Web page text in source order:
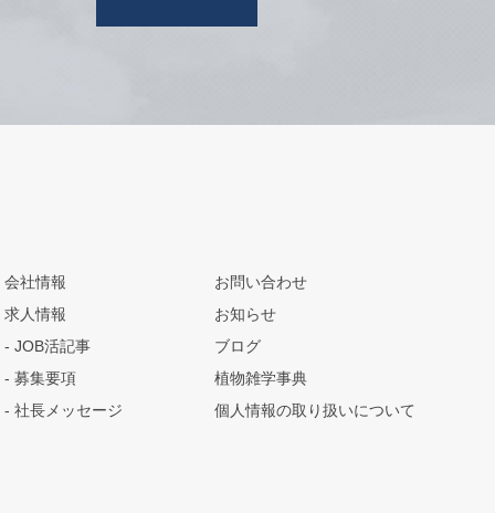
会社情報
求人情報
JOB活記事
募集要項
社長メッセージ
お問い合わせ
お知らせ
ブログ
植物雑学事典
個人情報の取り扱いについて